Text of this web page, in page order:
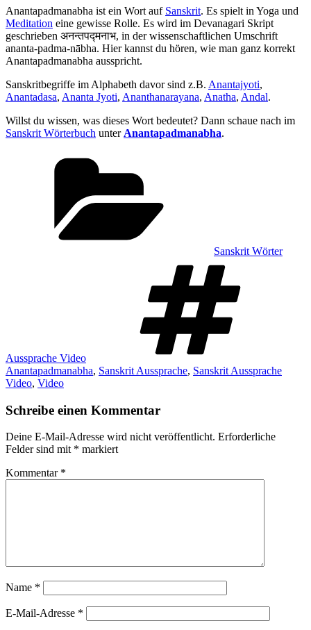
anzeigen
Anantapadmanabha ist ein Wort auf Sanskrit. Es spielt in Yoga und
Meditation eine gewisse Rolle. Es wird im Devanagari Skript
geschrieben अनन्तपद्मनाभ, in der wissenschaftlichen Umschrift
ananta-padma-nābha. Hier kannst du hören, wie man ganz korrekt
Anantapadmanabha ausspricht.
Sanskritbegriffe im Alphabeth davor sind z.B. Anantajyoti,
Anantadasa, Ananta Jyoti, Ananthanarayana, Anatha, Andal.
Willst du wissen, was dieses Wort bedeutet? Dann schaue nach im
Sanskrit Wörterbuch unter Anantapadmanabha.
Sanskrit Wörter
Aussprache Video
Anantapadmanabha, Sanskrit Aussprache, Sanskrit Aussprache
Video, Video
Schreibe einen Kommentar
Deine E-Mail-Adresse wird nicht veröffentlicht. Erforderliche
Felder sind mit * markiert
Kommentar *
Name *
E-Mail-Adresse *